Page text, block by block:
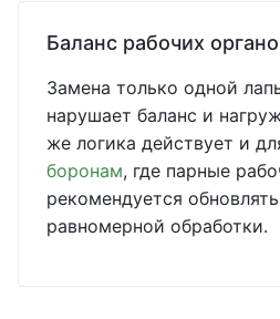
Баланс рабочих
Замена только одной
нарушает баланс и
же логика действует и
боронам, где парные
рекомендуется
равномерной обработки.